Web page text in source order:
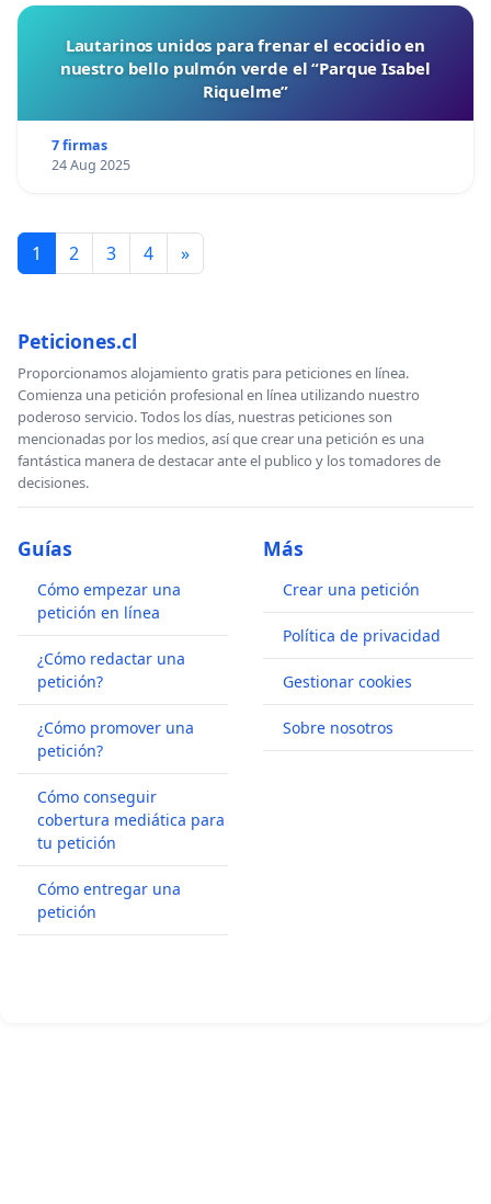
Lautarinos unidos para frenar el ecocidio en
nuestro bello pulmón verde el “Parque Isabel
Riquelme”
7 firmas
24 Aug 2025
1 2 3 4 »
Peticiones.cl
Proporcionamos alojamiento gratis para peticiones en línea.
Comienza una petición profesional en línea utilizando nuestro
poderoso servicio. Todos los días, nuestras peticiones son
mencionadas por los medios, así que crear una petición es una
fantástica manera de destacar ante el publico y los tomadores de
decisiones.
Guías
Cómo empezar una
petición en línea
¿Cómo redactar una
petición?
¿Cómo promover una
petición?
Cómo conseguir
cobertura mediática para
tu petición
Cómo entregar una
petición
Más
Crear una petición
Política de privacidad
Gestionar cookies
Sobre nosotros